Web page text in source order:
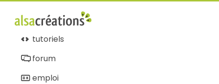
tutoriels
forum
emploi